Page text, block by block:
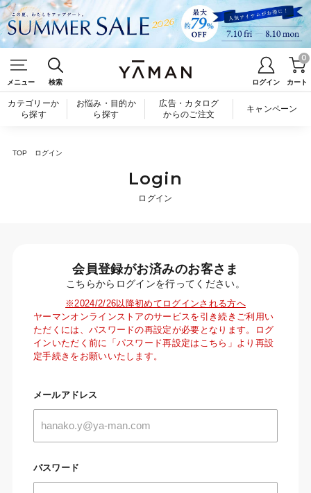
メニュー 検索 ログイン カート
0
カテゴリーか
ら探す
お悩み・目的か
ら探す
広告・カタログ
からのご注文
キャンペーン
TOP ログイン
Login
ログイン
会員登録がお済みのお客さま
こちらからログインを行ってください。
※2024/2/26以降初めてログインされる方へ
ヤーマンオンラインストアのサービスを引き続きご利用い
ただくには、パスワードの再設定が必要となります。ログ
インいただく前に「パスワード再設定はこちら」より再設
定手続きをお願いいたします。
メールアドレス
パスワード